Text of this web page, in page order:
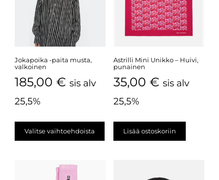
Jokapoika -paita musta,
valkoinen
185,00 € sis alv
25,5%
Valitse vaihtoehdoista
Astrilli Mini Unikko – Huivi,
punainen
35,00 € sis alv
25,5%
Lisää ostoskoriin